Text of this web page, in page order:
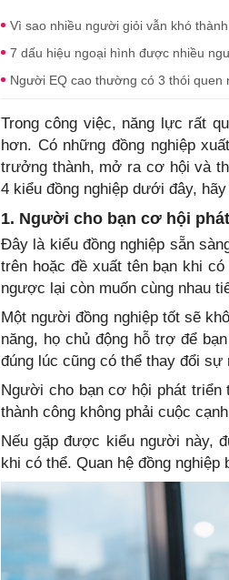
Vì sao nhiều người giỏi vẫn khó
7 dấu hiệu ngoại hình được nhiều
Người EQ cao thường có 3 thói
Trong công việc, năng lực rất
hơn. Có những đồng nghiệp
trưởng thành, mở ra cơ hội và
4 kiểu đồng nghiệp dưới đây,
1. Người cho bạn cơ hội
Đây là kiểu đồng nghiệp sẵn
trên hoặc đề xuất tên bạn khi
ngược lại còn muốn cùng nhau
Một người đồng nghiệp tốt sẽ
năng, họ chủ động hỗ trợ để
đúng lúc cũng có thể thay đổi sự
Người cho bạn cơ hội phát
thành công không phải cuộc
Nếu gặp được kiểu người này,
khi có thể. Quan hệ đồng